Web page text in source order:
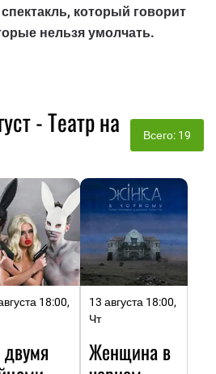
который говорит
нельзя умолчать.
- Театр на
Всего: 19
18:00,
13 августа 18:00,
Чт
Женщина в